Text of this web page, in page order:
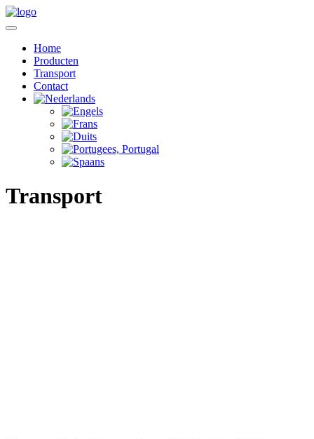
Home
Producten
Transport
Contact
Transport